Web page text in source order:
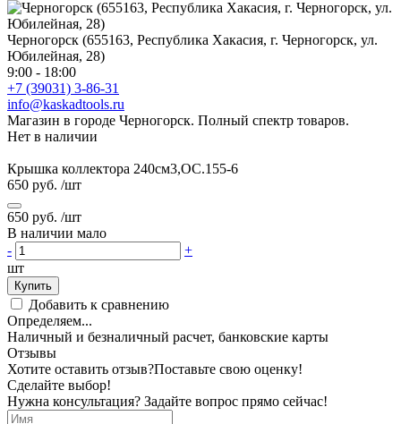
Черногорск (655163, Республика Хакасия, г. Черногорск, ул.
Юбилейная, 28)
9:00 - 18:00
+7 (39031) 3-86-31
info@kaskadtools.ru
Магазин в городе Черногорск. Полный спектр товаров.
Нет в наличии
Крышка коллектора 240см3,ОС.155-6
650 руб. /шт
650 руб. /шт
В наличии мало
-
+
шт
Купить
Добавить к сравнению
Определяем...
Наличный и безналичный расчет, банковские карты
Отзывы
Хотите оставить отзыв?Поставьте свою оценку!
Сделайте выбор!
Нужна консультация? Задайте вопрос прямо сейчас!